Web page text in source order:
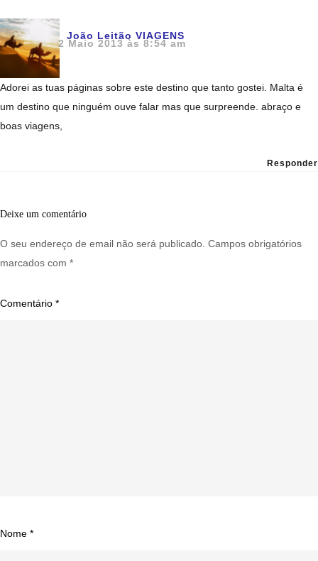
João Leitão VIAGENS
2 Maio 2013 às 8:54 am
Adorei as tuas páginas sobre este destino que tanto gostei. Malta é
um destino que ninguém ouve falar mas que surpreende. abraço e
boas viagens,
Responder
Deixe um comentário
O seu endereço de email não será publicado. Campos obrigatórios
marcados com *
Comentário *
Nome *